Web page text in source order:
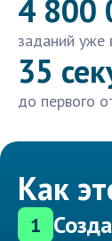
4 800
заданий уже
35
до первого
Как
1